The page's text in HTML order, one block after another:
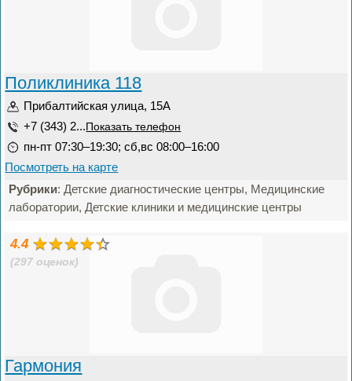
Поликлиника 118
Прибалтийская улица, 15А
+7 (343) 2... Показать телефон
пн-пт 07:30–19:30; сб,вс 08:00–16:00
Посмотреть на карте
Рубрики: Детские диагностические центры, Медицинские
лаборатории, Детские клиники и медицинские центры
4.4
(297 оценок)
Гармония